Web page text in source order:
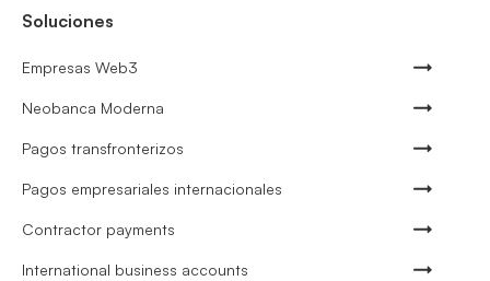
Soluciones
Empresas Web3
Neobanca Moderna
Pagos transfronterizos
Pagos empresariales internacionales
Contractor payments
International business accounts